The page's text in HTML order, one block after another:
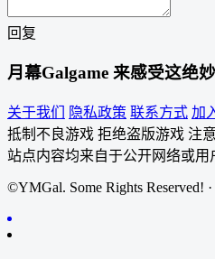
回复
月幕Galgame 来感受这绝
关于我们 隐私政策 联系方式 加
抵制不良游戏 拒绝盗版游戏 注
站点内容均来自于公开网络或用
©YMGal. Some Rights Reserved!